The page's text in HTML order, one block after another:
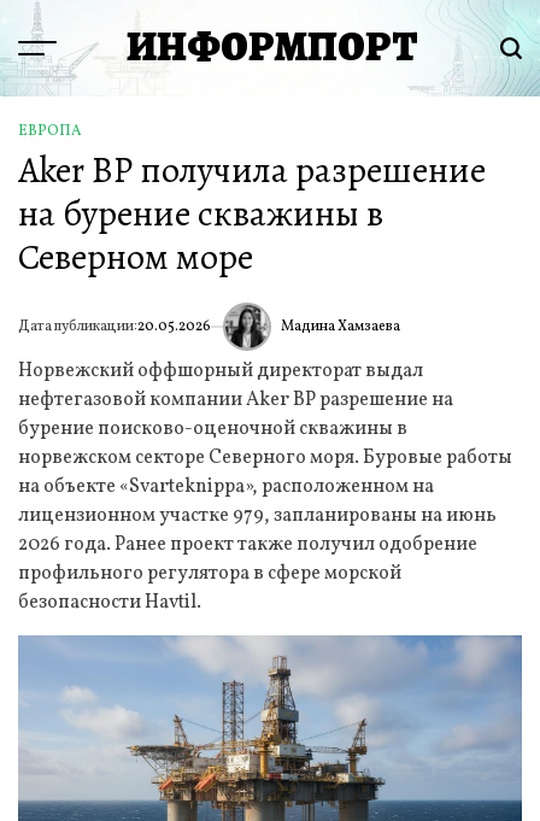
Перейти
содержимому
Menu ИНФОРМПОРТ
ОПУБЛИКОВАНО
В
ЕВРОПА
Aker BP получила разрешение
на бурение скважины в
Северном море
Дата публикации:20.05.2026 ИА Мадина Хамзаева
Норвежский оффшорный директорат выдал
нефтегазовой компании Aker BP разрешение на
бурение поисково-оценочной скважины в
норвежском секторе Северного моря. Буровые работы
на объекте «Svarteknippa», расположенном на
лицензионном участке 979, запланированы на июнь
2026 года. Ранее проект также получил одобрение
профильного регулятора в сфере морской
безопасности Havtil.